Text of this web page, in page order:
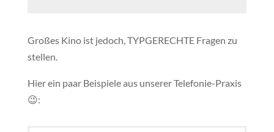
Großes Kino ist jedoch, TYPGERECHTE Fragen zu
stellen.
Hier ein paar Beispiele aus unserer Telefonie-Praxis
😉: